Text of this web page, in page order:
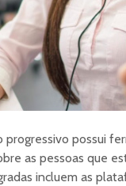
possui
as pessoas que
incluem as